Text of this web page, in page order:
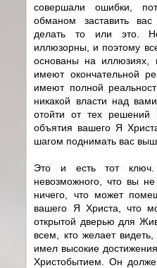
совершали ошибки,
обманом заставить
делать то или это.
иллюзорны, и поэтому
основаны на иллюзиях,
имеют окончательной
имеют полной
никакой власти над
отойти от тех
объятия вашего Я
шагом поднимать вас
Это и есть тот
невозможного, что вы
ничего, что может
вашего Я Христа, что
открытой дверью для
всем, кто желает
имел высокие
Христобытием. Он